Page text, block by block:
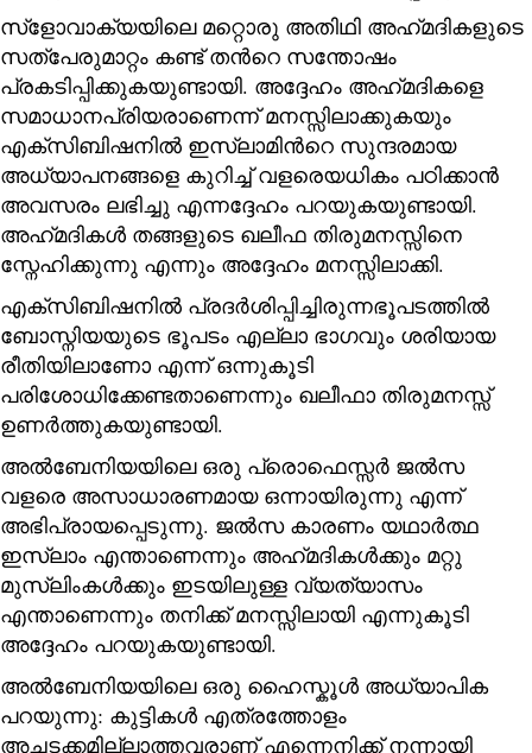
സ്‌ളോവാക്യയിലെ മറ്റൊരു അതിഥി അഹ്‌മദികളുടെ
സത്‌പേരുമാറ്റം കണ്ട് തന്‍റെ സന്തോഷം
പ്രകടിപ്പിക്കുകയുണ്ടായി. അദ്ദേഹം അഹ്‌മദികളെ
സമാധാനപ്രിയരാണെന്ന് മനസ്സിലാക്കുകയും
എക്സിബിഷനിൽ ഇസ്‌ലാമിന്‍റെ സുന്ദരമായ
അധ്യാപനങ്ങളെ കുറിച്ച് വളരെയധികം പഠിക്കാൻ
അവസരം ലഭിച്ചു എന്നദ്ദേഹം പറയുകയുണ്ടായി.
അഹ്‌മദികൾ തങ്ങളുടെ ഖലീഫ തിരുമനസ്സിനെ
സ്നേഹിക്കുന്നു എന്നും അദ്ദേഹം മനസ്സിലാക്കി.
എക്സിബിഷനിൽ പ്രദർശിപ്പിച്ചിരുന്നഭൂപടത്തില്‍
ബോസ്നിയയുടെ ഭൂപടം എല്ലാ ഭാഗവും ശരിയായ
രീതിയിലാണോ എന്ന് ഒന്നുകൂടി
പരിശോധിക്കേണ്ടതാണെന്നും ഖലീഫാ തിരുമനസ്സ്
ഉണർത്തുകയുണ്ടായി.
അൽബേനിയയിലെ ഒരു പ്രൊഫെസ്സർ ജൽസ
വളരെ അസാധാരണമായ ഒന്നായിരുന്നു എന്ന്
അഭിപ്രായപ്പെടുന്നു. ജൽസ കാരണം യഥാർത്ഥ
ഇസ്‌ലാം എന്താണെന്നും അഹ്‌മദികൾക്കും മറ്റു
മുസ്‌ലിംകൾക്കും ഇടയിലുള്ള വ്യത്യാസം
എന്താണെന്നും തനിക്ക് മനസ്സിലായി എന്നുകൂടി
അദ്ദേഹം പറയുകയുണ്ടായി.
അൽബേനിയയിലെ ഒരു ഹൈസ്കൂൾ അധ്യാപിക
പറയുന്നു: കുട്ടികൾ എത്രത്തോളം
അച്ചടക്കമില്ലാത്തവരാണ് എന്നെനിക്ക് നന്നായി